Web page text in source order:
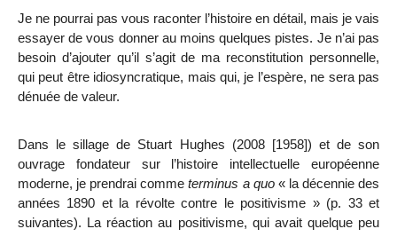
Je ne pourrai pas vous raconter l’histoire en détail, mais je vais
essayer de vous donner au moins quelques pistes. Je n’ai pas
besoin d’ajouter qu’il s’agit de ma reconstitution personnelle,
qui peut être idiosyncratique, mais qui, je l’espère, ne sera pas
dénuée de valeur.
Dans le sillage de Stuart Hughes (2008 [1958]) et de son
ouvrage fondateur sur l’histoire intellectuelle européenne
moderne, je prendrai commeterminus a quo « la décennie des
années 1890 et la révolte contre le positivisme » (p. 33 et
suivantes). La réaction au positivisme, qui avait quelque peu